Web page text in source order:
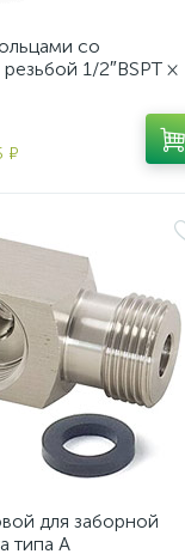
со
1/2″BSPT ×
₽
для заборной
типа А